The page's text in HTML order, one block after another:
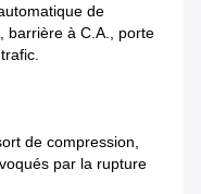
de
barrière à C.A., porte
de compression,
par la rupture